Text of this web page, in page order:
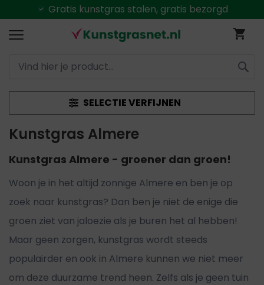
Alles uitvoorraadleverbaar
ZOEK
SELECTIE VERFIJNEN
Kunstgras Almere
Kunstgras Almere - groener dan groen!
Woon je in het altijd zonnige Almere en ben je op
zoek naar kunstgras? Dan ben je niet de enige die
groen ziet van jaloezie als je buren het al hebben!
Maar geen zorgen, kunstgras wordt steeds
populairder en ook in Almere kunnen we niet meer
om deze duurzame trend heen. Zelfs als je geen tuin